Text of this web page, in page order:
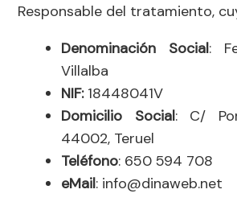
Responsable del tratamiento,
Denominación Social:
Villalba
NIF:18448041V
Domicilio Social: C/
44002, Teruel
Teléfono: 650 594 708
eMail: info@dinaweb.net